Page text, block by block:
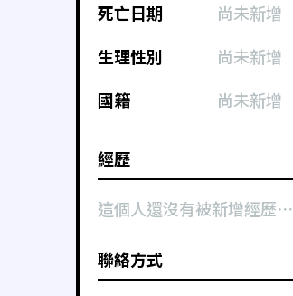
死亡日期
尚未新增
生理性別
尚未新增
國籍
尚未新增
經歷
這個人還沒有被新增經歷⋯
聯絡方式